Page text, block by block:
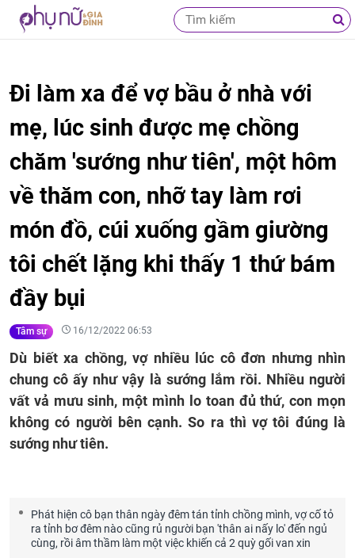
Đi làm xa để vợ bầu ở nhà với
mẹ, lúc sinh được mẹ chồng
chăm 'sướng như tiên', một hôm
về thăm con, nhỡ tay làm rơi
món đồ, cúi xuống gầm giường
tôi chết lặng khi thấy 1 thứ bám
đầy bụi
Tâm sự 16/12/2022 06:53
Dù biết xa chồng, vợ nhiều lúc cô đơn nhưng nhìn
chung cô ấy như vậy là sướng lắm rồi. Nhiều người
vất vả mưu sinh, một mình lo toan đủ thứ, con mọn
không có người bên cạnh. So ra thì vợ tôi đúng là
sướng như tiên.
Phát hiện cô bạn thân ngày đêm tán tỉnh chồng mình, vợ cố tỏ
ra tỉnh bơ đêm nào cũng rủ người bạn 'thân ai nấy lo' đến ngủ
cùng, rồi âm thầm làm một việc khiến cả 2 quỳ gối van xin